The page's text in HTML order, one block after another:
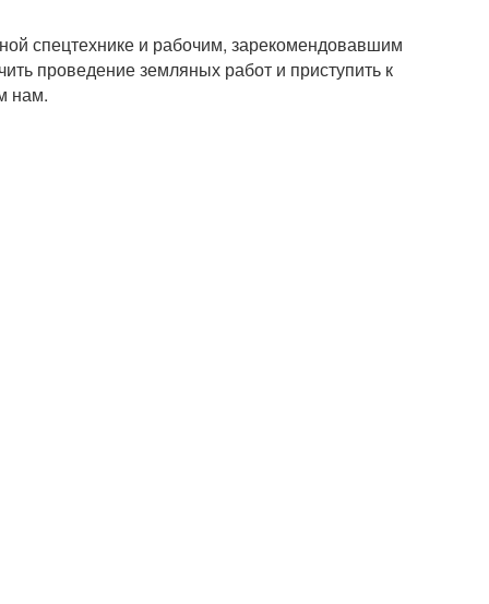
спецтехнике и рабочим, зарекомендовавшим
проведение земляных работ и приступить к
нам.